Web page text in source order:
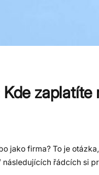
Kde
jako firma? To je
řádcích si